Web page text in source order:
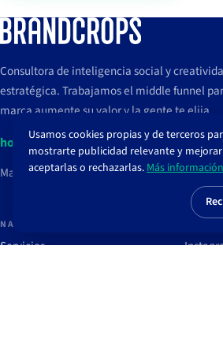
Consultora de inteligencia social y
estratégica. Trabajamos el middle funnel
marca aumente su valor y la gente te elija.
hola@brandcrops.com
Madrid, España
NAVEGAR
Servicios
Usamos cookies propias y de terceros
mostrarte publicidad relevante y
aceptarlas o rechazarlas.Más información